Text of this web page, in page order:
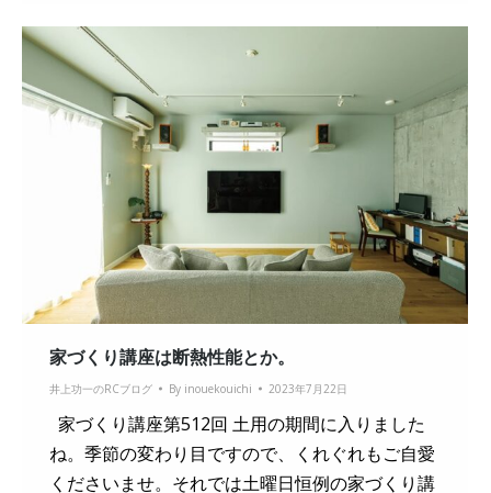
家づくり講座は断熱性能とか。
井上功一のRCブログ By inouekouichi 2023年7月22日
家づくり講座第512回 土用の期間に入りました
ね。季節の変わり目ですので、くれぐれもご自愛
くださいませ。それでは土曜日恒例の家づくり講